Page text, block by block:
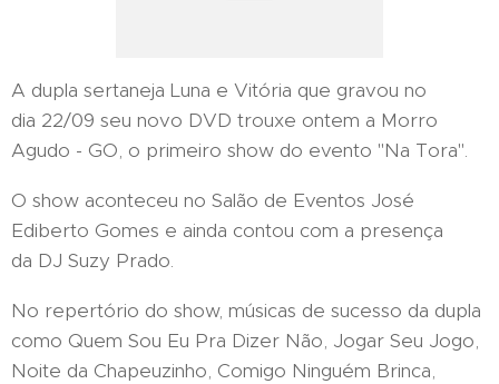
A dupla sertaneja Luna e Vitória que gravou no
dia 22/09 seu novo DVD trouxe ontem a Morro
Agudo - GO, o primeiro show do evento "Na Tora".
O show aconteceu no Salão de Eventos José
Ediberto Gomes e ainda contou com a presença
da DJ Suzy Prado.
No repertório do show, músicas de sucesso da dupla
como Quem Sou Eu Pra Dizer Não, Jogar Seu Jogo,
Noite da Chapeuzinho, Comigo Ninguém Brinca,